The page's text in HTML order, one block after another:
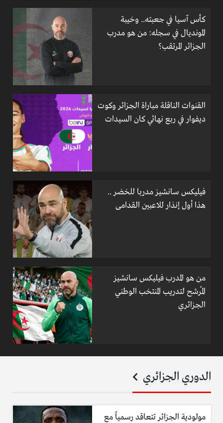
كأس آسيا في جعبته.. وخيبة
المونديال في سجله: من هو مدرب
الجزائر المرتقب؟
القنوات الناقلة مباراة الجزائر وكوت
ديفوار في ربع نهائي كان السيدات
فيليكس سانشيز مدربا للخضر ..
هذا أول إنذار للاعبين القدامى
من هو المدرب فيليكس سانشيز
المُرشح لتدريب المنتخب الوطني
الجزائري
الدوري الجزائري
مولودية الجزائر تتعاقد رسمياً مع